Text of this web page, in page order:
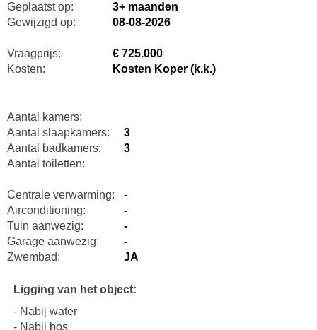
Geplaatst op:
3+ maanden
Gewijzigd op:
08-08-2026
Vraagprijs:
€ 725.000
Kosten:
Kosten Koper (k.k.)
Aantal kamers:
Aantal slaapkamers:
3
Aantal badkamers:
3
Aantal toiletten:
Centrale verwarming:
-
Airconditioning:
-
Tuin aanwezig:
-
Garage aanwezig:
-
Zwembad:
JA
Ligging van het object:
- Nabij water
- Nabij bos